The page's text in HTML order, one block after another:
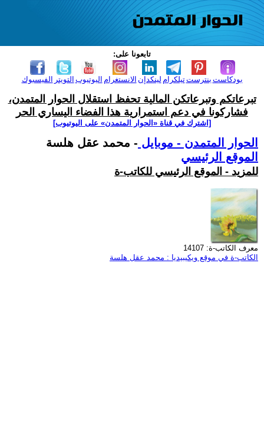
تابعونا على:
الفيسبوك التويتر اليوتيوب الانستغرام لينكدإن تيلكرامبنترست بودكاست
تبرعاتكم وتبرعاتكن المالية تحفظ استقلال الحوار المتمدن،
فشاركونا في دعم استمرارية هذا الفضاء اليساري الحر
[اشترك في قناة ‫«الحوار المتمدن» على اليوتيوب]
الحوار المتمدن - موبايل - محمد عقل هلسة
الموقع الرئيسي
للمزيد - الموقع الرئيسي للكاتب-ة
معرف الكاتب-ة: 14107
الكاتب-ة في موقع ويكيبيديا : محمد عقل هلسة